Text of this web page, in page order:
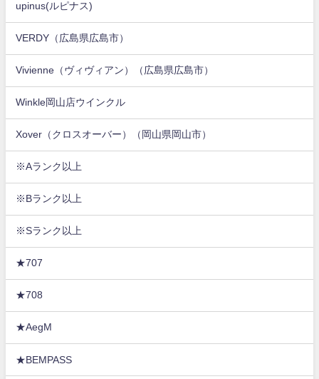
upinus(ルピナス)
VERDY（広島県広島市）
Vivienne（ヴィヴィアン）（広島県広島市）
Winkle岡山店ウインクル
Xover（クロスオーバー）（岡山県岡山市）
※Aランク以上
※Bランク以上
※Sランク以上
★707
★708
★AegM
★BEMPASS